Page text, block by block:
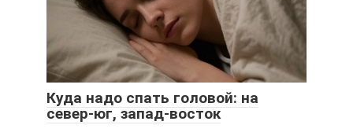
Куда надо спать головой: на
север-юг, запад-восток